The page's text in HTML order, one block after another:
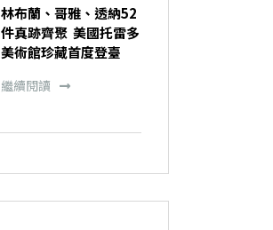
林布蘭、哥雅、透納52
件真跡齊聚 美國托雷多
美術館珍藏首度登臺
繼續閱讀